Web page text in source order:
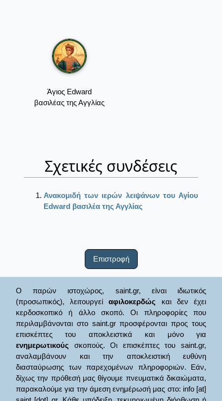
Άγιος Edward
βασιλέας της Αγγλίας
Σχετικές συνδέσεις
Ανακομιδή των ιερών λειψάνων του Αγίου
Edward βασιλέα της Αγγλίας
Επιστροφή
Ο παρών ιστοχώρος, saint.gr, είναι ιδιωτικός
(προσωπικός), λειτουργείαφιλοκερδώς και δεν έχει
κερδοσκοπικό ή άλλο σκοπό. Οι πληροφορίες που
περιλαμβάνονται στο saint.gr προσφέρονται προς τους
επισκέπτες του αποκλειστικά και μόνο για
ενημερωτικούς σκοπούς. Οι επισκέπτες του saint.gr,
αναλαμβάνουν και την αποκλειστική ευθύνη
διασταύρωσης των παρεχομένων πληροφοριών. Εάν,
δίχως την πρόθεσή μας θίγουμε πνευματικά δικαιώματα,
παρακαλούμε για την άμεση ενημέρωσή μας στο: info [at]